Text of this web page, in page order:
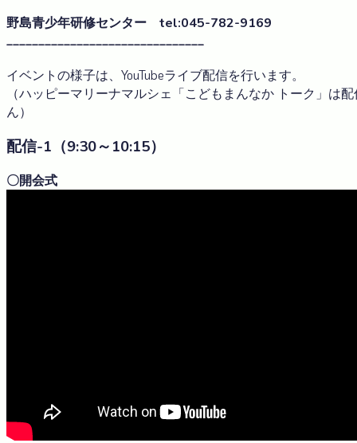
野島青少年研修センター tel:045-782-9169
_______________________________
イベントの様子は、YouTubeライブ配信を行います。
（ハッピーマリーナマルシェ「こどもまんなか トーク」は
ん）
配信-1（9:30～10:15）
〇開会式